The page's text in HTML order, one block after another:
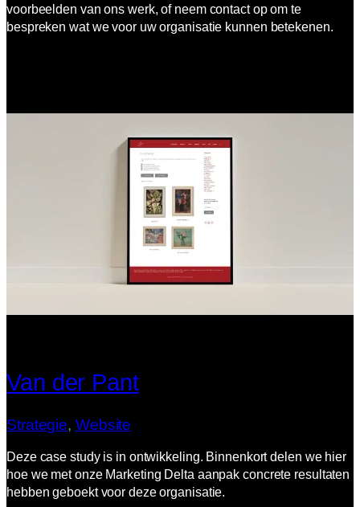
voorbeelden van ons werk, of neem contact op om te
bespreken wat we voor uw organisatie kunnen betekenen.
Van der Pant
Strategie, Website
Deze case study is in ontwikkeling. Binnenkort delen we hier
hoe we met onze Marketing Delta aanpak concrete resultaten
hebben geboekt voor deze organisatie.